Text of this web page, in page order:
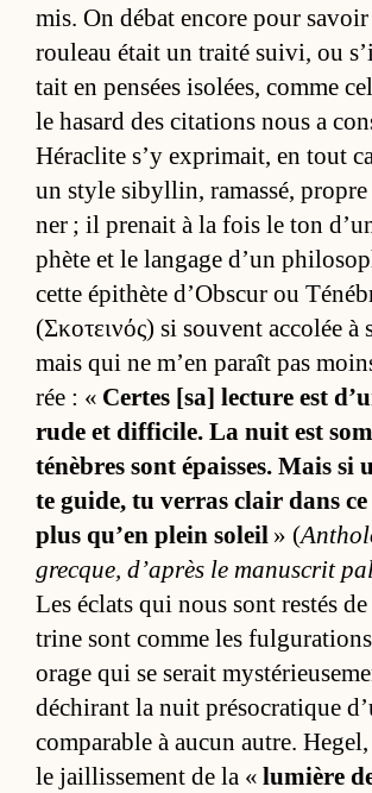
mis. On dé­bat en­core pour sa­voir
rou­leau était un traité sui­vi, ou
tait en pen­sées iso­lées, comme
le ha­sard des ci­ta­tions nous a
Hé­ra­clite s’y ex­pri­mait, en tout
un style si­byl­lin, ra­mas­sé,
ner ; il pre­nait à la fois le ton
phète et le lan­gage d’un
cette épi­thète d’Obs­cur ou
(Σκοτεινός) si sou­vent ac­co­lée à
mais qui ne m’en pa­raît pas
rée : « Certes [sa] lec­ture est
rude et dif­fi­cile. La nuit est
té­nèbres sont épaisses. Mais si
te gui­de, tu ver­ras clair dans
plus qu’en plein so­leil » (
grecque, d’après le ma­nus­crit
Les éclats qui nous sont res­tés
trine sont comme les
orage qui se se­rait
dé­chi­rant la nuit pré­so­cra­tique
com­pa­rable à au­cun autre.
le jaillis­se­ment de la « lu­mière